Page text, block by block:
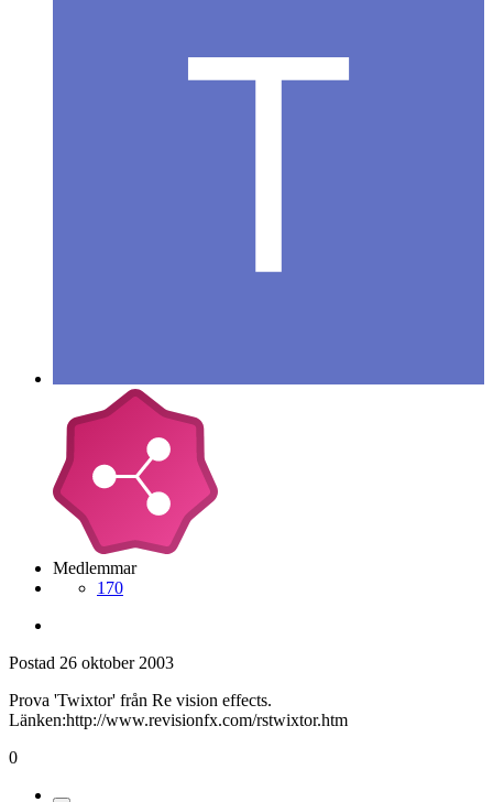
Medlemmar
170
Postad 26 oktober 2003
Prova 'Twixtor' från Re vision effects.
Länken:http://www.revisionfx.com/rstwixtor.htm
0